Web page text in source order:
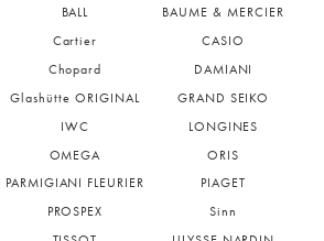
BALL
BAUME & MERCIER
Cartier
CASIO
Chopard
DAMIANI
Glashütte ORIGINAL
GRAND SEIKO
IWC
LONGINES
OMEGA
ORIS
PARMIGIANI FLEURIER
PIAGET
PROSPEX
Sinn